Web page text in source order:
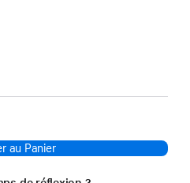
au Panier